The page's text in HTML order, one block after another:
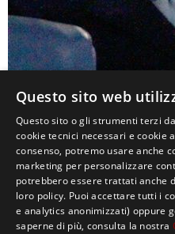
Questo sito web
Questo sito o gli strumenti terzi
cookie tecnici necessari e cookie
consenso, potremo usare anche
marketing per personalizzare
potrebbero essere trattati anche
loro policy. Puoi accettare tutti i
e analytics anonimizzati) oppure
saperne di più, consulta la nostra